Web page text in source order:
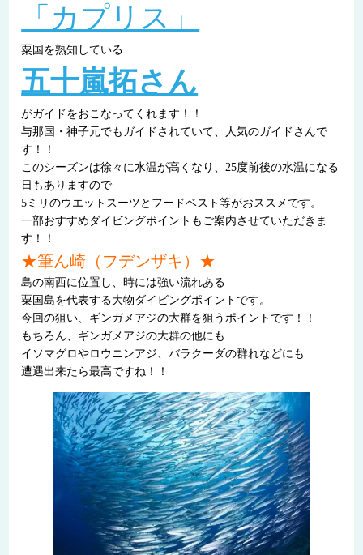
「カプリス」
粟国を熟知している
五十嵐拓さん
がガイドをおこなってくれます！！
与那国・神子元でもガイドされていて、人気のガイドさんで
す！！
このシーズンは徐々に水温が高くなり、25度前後の水温になる
日もありますので
5ミリのウエットスーツとフードベスト等がおススメです。
一部おすすめダイビングポイントもご案内させていただきま
す！！
★筆ん崎（フデンザキ）★
島の南西に位置し、時には強い流れある
粟国島を代表する大物ダイビングポイントです。
今回の狙い、ギンガメアジの大群を狙うポイントです！！
もちろん、ギンガメアジの大群の他にも
イソマグロやロウニンアジ、バラクーダの群れなどにも
遭遇出来たら最高ですね！！